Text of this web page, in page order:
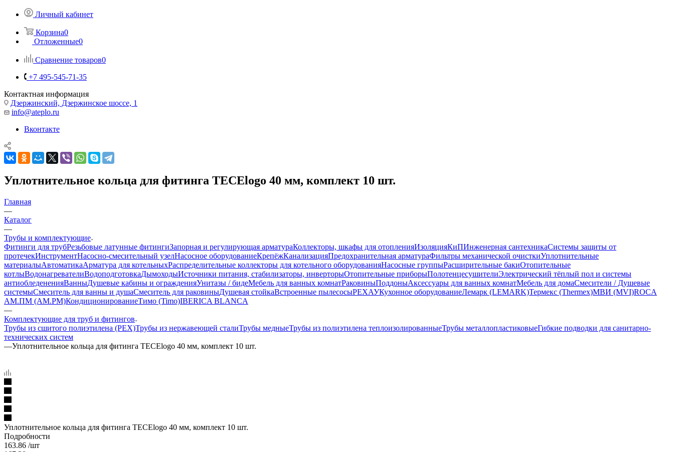
Личный кабинет
Корзина0
Отложенные0
Сравнение товаров0
+7 495-545-71-35
Контактная информация
Дзержинский, Дзержинское шоссе, 1
info@ateplo.ru
Вконтакте
Уплотнительное кольца для фитинга ТЕСЕlogo 40 мм, комплект 10 шт.
Главная
—
Каталог
—
Трубы и комплектующие
Фитинги для трубРезьбовые латунные фитингиЗапорная и регулирующая арматураКоллекторы, шкафы для отопленияИзоляцияКиПИнженерная сантехникаСистемы защиты от
протечекИнструментНасосно-смесительный узелНасосное оборудованиеКрепёжКанализацияПредохранительная арматураФильтры механической очисткиУплотнительные
материалыАвтоматикаАрматура для котельныхРаспределительные коллекторы для котельного оборудованияНасосные группыРасширительные бакиОтопительные
котлыВодонагревателиВодоподготовкаДымоходыИсточники питания, стабилизаторы, инверторыОтопительные приборыПолотенцесушителиЭлектрический тёплый пол и системы
антиобледененияВанныДушевые кабины и огражденияУнитазы / бидеМебель для ванных комнатРаковиныПоддоныАксессуары для ванных комнатМебель для домаСмесители / Душевые
системыСмеситель для ванны и душаСмеситель для раковиныДушевая стойкаВстроенные пылесосыРЕХАУКухонное оборудованиеЛемарк (LEMARK)Термекс (Thermex)МВИ (MVI)ROCA
АМ.ПМ (AM.PM)КондиционированиеТимо (Timo)IBERICA BLANCA
—
Комплектующие для труб и фитингов
Трубы из сшитого полиэтилена (PEX)Трубы из нержавеющей сталиТрубы медныеТрубы из полиэтилена теплоизолированныеТрубы металлопластиковыеГибкие подводки для санитарно-
технических систем
—Уплотнительное кольца для фитинга ТЕСЕlogo 40 мм, комплект 10 шт.
Уплотнительное кольца для фитинга ТЕСЕlogo 40 мм, комплект 10 шт.
Подробности
163.86 /шт